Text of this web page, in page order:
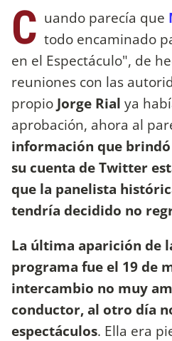
C uando parecía que
todo encaminado
en el Espectáculo", de
reuniones con las
propio Jorge Rial ya
aprobación, ahora al
información que
su cuenta de Twitter
que la panelista
tendría decidido no
La última aparición de
programa fue el 19 de
intercambio no muy
conductor, al otro día
espectáculos. Ella era